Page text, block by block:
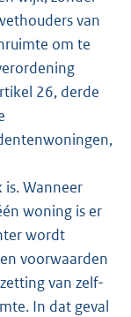
van
om te
26, derde
Wanneer
woning is er
wordt
voorwaarden
van zelf-
In dat geval